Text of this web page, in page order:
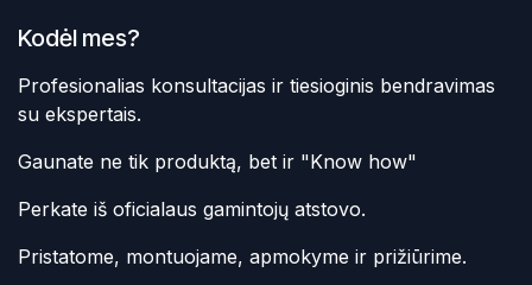
Kodėl mes?
Profesionalias konsultacijas ir tiesioginis bendravimas
su ekspertais.
Gaunate ne tik produktą, bet ir "Know how"
Perkate iš oficialaus gamintojų atstovo.
Pristatome, montuojame, apmokyme ir prižiūrime.